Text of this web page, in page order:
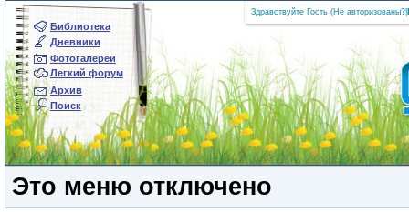
Библиотека
Дневники
Фотогалереи
Легкий форум
Архив
Поиск
Здравствуйте Гость (Не авторизованы?
Это меню отключено